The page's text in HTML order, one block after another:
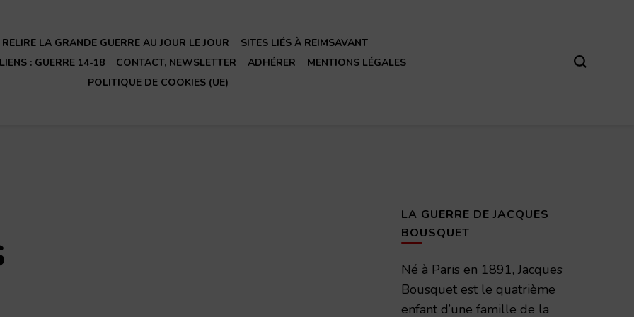
RELIRE LA GRANDE GUERRE AU JOUR LE JOUR
SITES LIÉS À REIMSAVANT
LIENS : GUERRE 14-18 CONTACT, NEWSLETTER ADHÉRER
MENTIONS LÉGALES
POLITIQUE DE COOKIES (UE)
LA GUERRE DE JACQUES
BOUSQUET
Né à Paris en 1891, Jacques
Bousquet est le quatrième
enfant d’une famille de la